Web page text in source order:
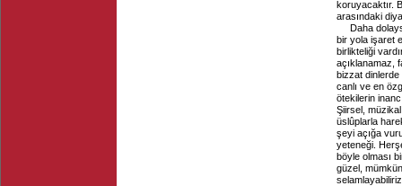
koruyacaktır.
arasındaki
Daha
bir yola işaret
birlikteliği
açıklanamaz,
bizzat dinlerde
canlı ve en
ötekilerin
Şiirsel,
üslûplarla
şeyi açığa
yeteneği.
böyle olması
güzel,